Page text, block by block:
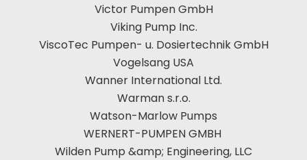
Victor Pumpen GmbH
Viking Pump Inc.
ViscoTec Pumpen- u. Dosiertechnik GmbH
Vogelsang USA
Wanner International Ltd.
Warman s.r.o.
Watson-Marlow Pumps
WERNERT-PUMPEN GMBH
Wilden Pump &amp; Engineering, LLC